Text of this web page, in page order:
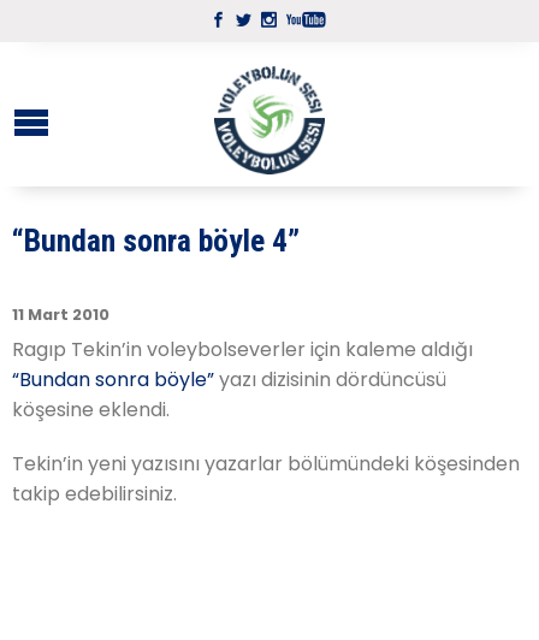
“Bundan sonra böyle 4”
11 Mart 2010
Ragıp Tekin’in voleybolseverler için kaleme aldığı
“Bundan sonra böyle”yazı dizisinin dördüncüsü
köşesine eklendi.
Tekin’in yeni yazısını yazarlar bölümündeki köşesinden
takip edebilirsiniz.